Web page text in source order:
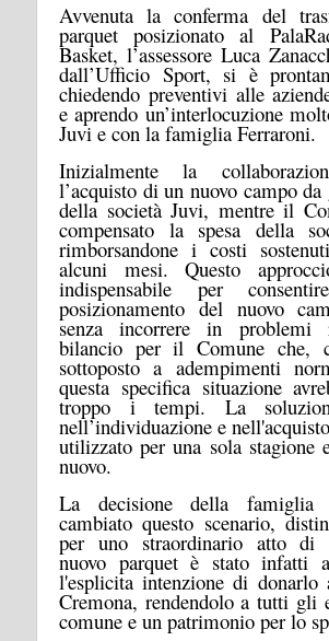
Avvenuta la conferma del
parquet posizionato al
Basket, l’assessore Luca
dall’Ufficio Sport, si è
chiedendo preventivi alle
e aprendo un’interlocuzione
Juvi e con la famiglia Ferraroni.
Inizialmente la
l’acquisto di un nuovo campo
della società Juvi, mentre il
compensato la spesa della
rimborsandone i costi
alcuni mesi. Questo
indispensabile per
posizionamento del nuovo
senza incorrere in problemi
bilancio per il Comune che,
sottoposto a adempimenti
questa specifica situazione
troppo i tempi. La
nell’individuazione e
utilizzato per una sola stagione
nuovo.
La decisione della famiglia
cambiato questo scenario,
per uno straordinario atto di
nuovo parquet è stato infatti
l'esplicita intenzione di
Cremona, rendendolo a tutti gli
comune e un patrimonio per lo